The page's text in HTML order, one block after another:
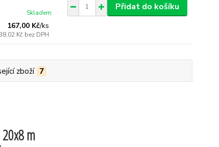
167,00 Kč/ks
Kč bez DPH
Skladem
Přidat do košíku
zboží 7
m